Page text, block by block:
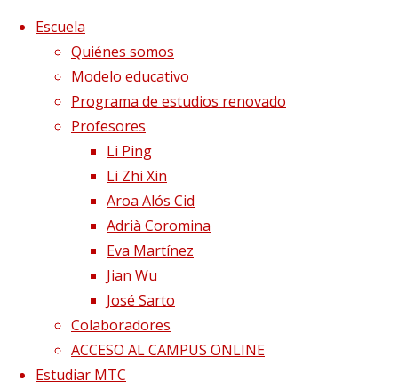
Saltar al contenido
Escuela
Quiénes somos
Modelo educativo
Programa de estudios renovado
Profesores
Li Ping
Li Zhi Xin
Aroa Alós Cid
Adrià Coromina
Eva Martínez
Jian Wu
José Sarto
Colaboradores
ACCESO AL CAMPUS ONLINE
Estudiar MTC
Página de InicioPrograma de estudios
renovado